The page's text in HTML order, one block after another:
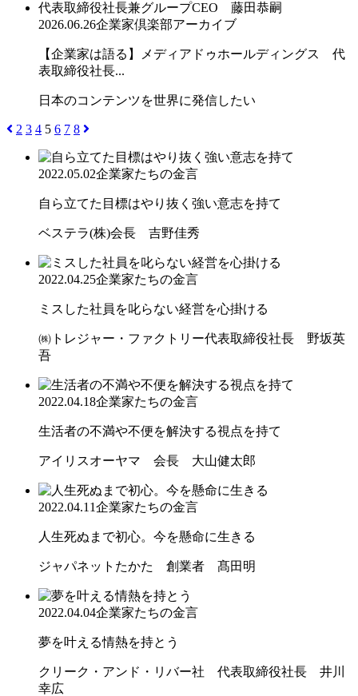
2026.06.26企業家倶楽部アーカイブ
【企業家は語る】メディアドゥホールディングス 代
表取締役社長...
日本のコンテンツを世界に発信したい
2 3 4 5 6 7 8
2022.05.02企業家たちの金言
自ら立てた目標はやり抜く強い意志を持て
ベステラ(株)会長 吉野佳秀
2022.04.25企業家たちの金言
ミスした社員を叱らない経営を心掛ける
㈱トレジャー・ファクトリー代表取締役社長 野坂英
吾
2022.04.18企業家たちの金言
生活者の不満や不便を解決する視点を持て
アイリスオーヤマ 会長 大山健太郎
2022.04.11企業家たちの金言
人生死ぬまで初心。今を懸命に生きる
ジャパネットたかた 創業者 髙田明
2022.04.04企業家たちの金言
夢を叶える情熱を持とう
クリーク・アンド・リバー社 代表取締役社長 井川
幸広